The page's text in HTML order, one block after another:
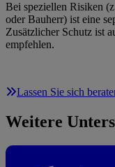
Bei speziellen Risiken
oder Bauherr) ist eine
Zusätzlicher Schutz ist
empfehlen.
Lassen Sie sich
Weitere